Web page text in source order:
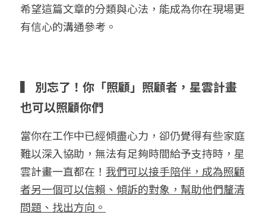
希望這篇文章的分類與心法，能成為你在現場更
有信心的溝通參考。
▍ 別忘了！你「照顧」照顧者，星雲計畫
也可以照顧你們
當你在工作中已經傾盡心力，卻仍覺得有些家庭
難以深入協助，無法有足夠時間給予支持時，星
雲計畫一直都在！ 我們可以接手陪伴，成為照顧
者另一個可以信賴、傾訴的對象，幫助他們釐清
問題、找出方向。